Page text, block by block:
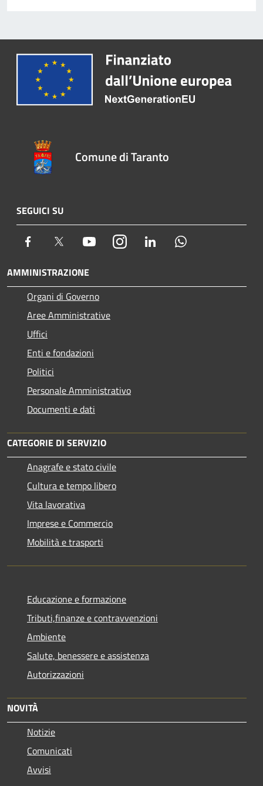
Comune di Taranto
SEGUICI SU
Facebook Twitter YoutubeInstagram LinkedIn
AMMINISTRAZIONE
Organi di Governo
Aree Amministrative
Uffici
Enti e fondazioni
Politici
Personale Amministrativo
Documenti e dati
CATEGORIE DI SERVIZIO
Anagrafe e stato civile
Cultura e tempo libero
Vita lavorativa
Imprese e Commercio
Mobilità e trasporti
Educazione e formazione
Tributi,finanze e contravvenzioni
Ambiente
Salute, benessere e assistenza
Autorizzazioni
NOVITÀ
Notizie
Comunicati
Avvisi